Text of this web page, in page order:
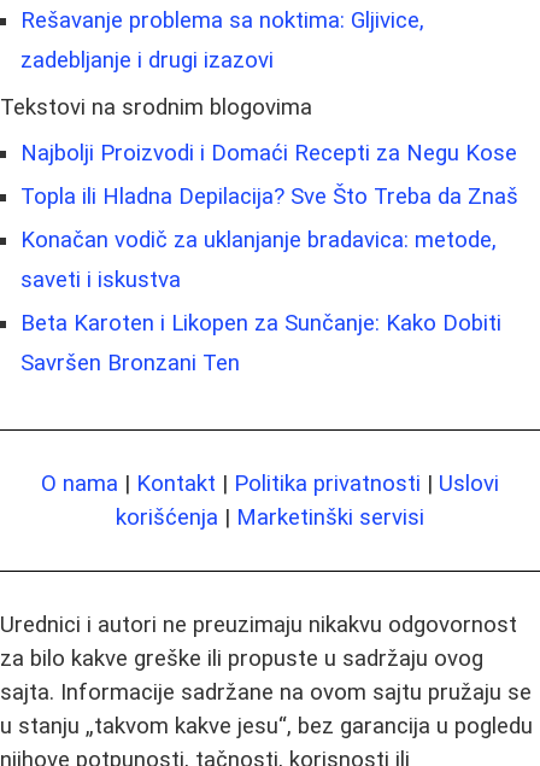
Rešavanje problema sa noktima: Gljivice,
zadebljanje i drugi izazovi
Tekstovi na srodnim blogovima
Najbolji Proizvodi i Domaći Recepti za Negu Kose
Topla ili Hladna Depilacija? Sve Što Treba da Znaš
Konačan vodič za uklanjanje bradavica: metode,
saveti i iskustva
Beta Karoten i Likopen za Sunčanje: Kako Dobiti
Savršen Bronzani Ten
O nama | Kontakt | Politika privatnosti | Uslovi
korišćenja | Marketinški servisi
Urednici i autori ne preuzimaju nikakvu odgovornost
za bilo kakve greške ili propuste u sadržaju ovog
sajta. Informacije sadržane na ovom sajtu pružaju se
u stanju „takvom kakve jesu“, bez garancija u pogledu
njihove potpunosti, tačnosti, korisnosti ili